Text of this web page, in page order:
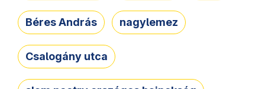
Béres András nagylemez
Csalogány utca